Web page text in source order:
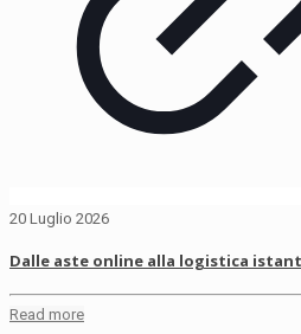
20 Luglio 2026
Dalle aste online alla logistica
Read more